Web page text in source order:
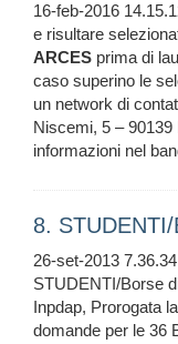
16-feb-2016
e risultare
ARCES prima di
caso superino le
un network di
Niscemi, 5 – 90139
informazioni nel
8.
26-set-2013 7.36.34
STUDENTI/Borse
Inpdap, Prorogata
domande per le 36